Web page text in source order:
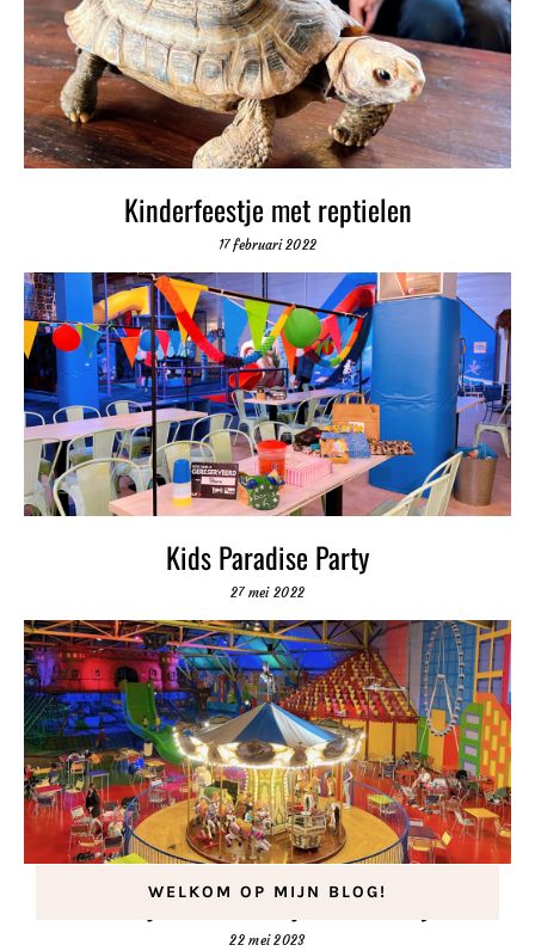
Kinderfeestje met reptielen
17 februari 2022
Kids Paradise Party
27 mei 2022
Vier je kinderfeestje in KidZcity!
22 mei 2023
WELKOM OP MIJN BLOG!